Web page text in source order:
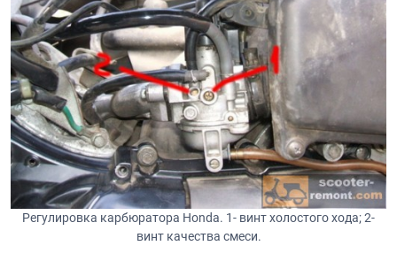
Регулировка карбюратора Honda. 1- винт холостого хода; 2-
винт качества смеси.